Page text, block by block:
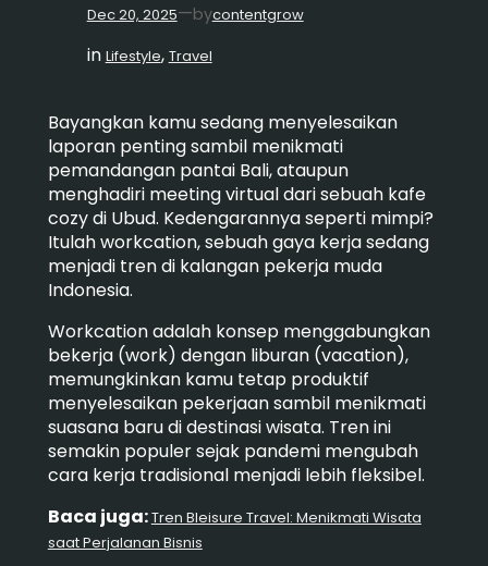
Dec 20, 2025—bycontentgrow
in Lifestyle, Travel
Bayangkan kamu sedang menyelesaikan
laporan penting sambil menikmati
pemandangan pantai Bali, ataupun
menghadiri meeting virtual dari sebuah kafe
cozy di Ubud. Kedengarannya seperti mimpi?
Itulah workcation, sebuah gaya kerja sedang
menjadi tren di kalangan pekerja muda
Indonesia.
Workcation adalah konsep menggabungkan
bekerja (work) dengan liburan (vacation),
memungkinkan kamu tetap produktif
menyelesaikan pekerjaan sambil menikmati
suasana baru di destinasi wisata. Tren ini
semakin populer sejak pandemi mengubah
cara kerja tradisional menjadi lebih fleksibel.
Baca juga:Tren Bleisure Travel: Menikmati Wisata
saat Perjalanan Bisnis